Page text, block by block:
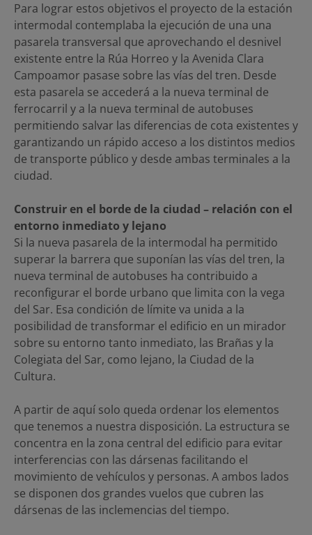
Para lograr estos objetivos el proyecto de la estación
intermodal contemplaba la ejecución de una una
pasarela transversal que aprovechando el desnivel
existente entre la Rúa Horreo y la Avenida Clara
Campoamor pasase sobre las vías del tren. Desde
esta pasarela se accederá a la nueva terminal de
ferrocarril y a la nueva terminal de autobuses
permitiendo salvar las diferencias de cota existentes y
garantizando un rápido acceso a los distintos medios
de transporte público y desde ambas terminales a la
ciudad.
Construir en el borde de la ciudad – relación con el
entorno inmediato y lejano
Si la nueva pasarela de la intermodal ha permitido
superar la barrera que suponían las vías del tren, la
nueva terminal de autobuses ha contribuido a
reconfigurar el borde urbano que limita con la vega
del Sar. Esa condición de límite va unida a la
posibilidad de transformar el edificio en un mirador
sobre su entorno tanto inmediato, las Brañas y la
Colegiata del Sar, como lejano, la Ciudad de la
Cultura.
A partir de aquí solo queda ordenar los elementos
que tenemos a nuestra disposición. La estructura se
concentra en la zona central del edificio para evitar
interferencias con las dársenas facilitando el
movimiento de vehículos y personas. A ambos lados
se disponen dos grandes vuelos que cubren las
dársenas de las inclemencias del tiempo.